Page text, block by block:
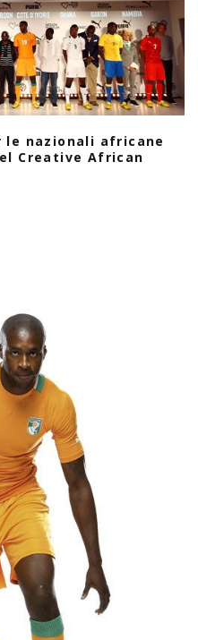
le nazionali africane
Creative African